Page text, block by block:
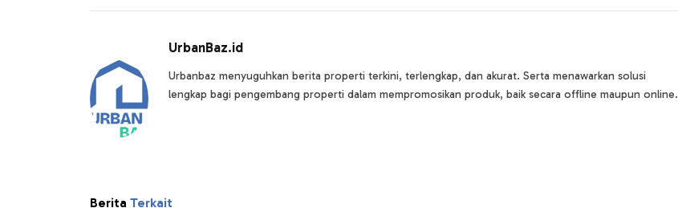
UrbanBaz.id
Urbanbaz menyuguhkan berita properti terkini, terlengkap, dan akurat. Serta menawarkan solusi
lengkap bagi pengembang properti dalam mempromosikan produk, baik secara offline maupun online.
Berita Terkait